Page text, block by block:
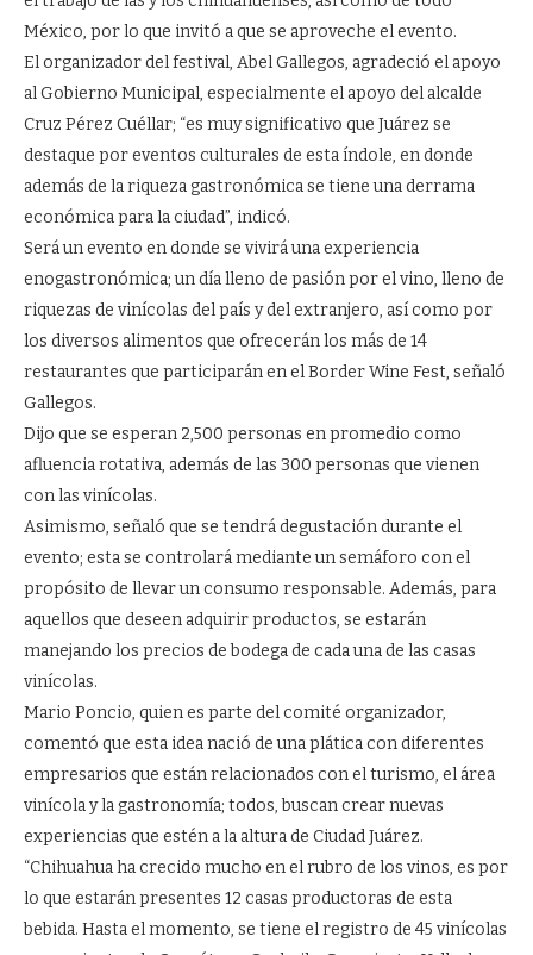
México, por lo que invitó a que se aproveche el evento.
El organizador del festival, Abel Gallegos, agradeció el apoyo
al Gobierno Municipal, especialmente el apoyo del alcalde
Cruz Pérez Cuéllar; “es muy significativo que Juárez se
destaque por eventos culturales de esta índole, en donde
además de la riqueza gastronómica se tiene una derrama
económica para la ciudad”, indicó.
Será un evento en donde se vivirá una experiencia
enogastronómica; un día lleno de pasión por el vino, lleno de
riquezas de vinícolas del país y del extranjero, así como por
los diversos alimentos que ofrecerán los más de 14
restaurantes que participarán en el Border Wine Fest, señaló
Gallegos.
Dijo que se esperan 2,500 personas en promedio como
afluencia rotativa, además de las 300 personas que vienen
con las vinícolas.
Asimismo, señaló que se tendrá degustación durante el
evento; esta se controlará mediante un semáforo con el
propósito de llevar un consumo responsable. Además, para
aquellos que deseen adquirir productos, se estarán
manejando los precios de bodega de cada una de las casas
vinícolas.
Mario Poncio, quien es parte del comité organizador,
comentó que esta idea nació de una plática con diferentes
empresarios que están relacionados con el turismo, el área
vinícola y la gastronomía; todos, buscan crear nuevas
experiencias que estén a la altura de Ciudad Juárez.
“Chihuahua ha crecido mucho en el rubro de los vinos, es por
lo que estarán presentes 12 casas productoras de esta
bebida. Hasta el momento, se tiene el registro de 45 vinícolas